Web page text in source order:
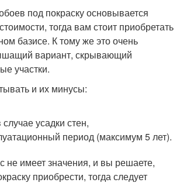
под покраску основывается
тогда вам стоит приобретать
базисе. К тому же это очень
вариант, скрывающий
участки.
и их минусы:
усадки стен,
период (максимум 5 лет).
не имеет значения, и вы решаете,
приобрести, тогда следует